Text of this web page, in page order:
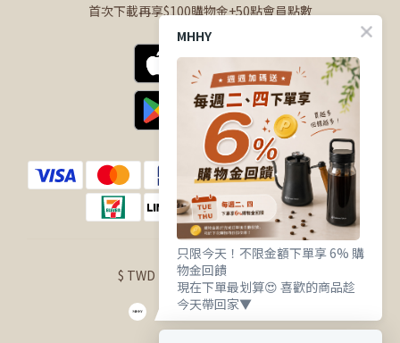
首次下載再享$100購物金+50點會員點數
$ TWD English
MHHY
只限今天！不限金額下單享 6% 購
物金回饋
現在下單最划算😍 喜歡的商品趁
今天帶回家▼